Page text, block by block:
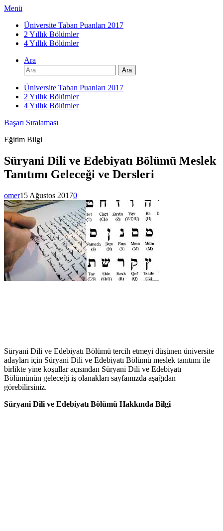
İçeriğe
Menü
Üniversite Taban Puanları 2017
2 Yıllık Bölümler
4 Yıllık Bölümler
Ara
Arama:
Üniversite Taban Puanları 2017
2 Yıllık Bölümler
4 Yıllık Bölümler
Başarı Sıralaması
Eğitim Bilgi
Süryani Dili ve Edebiyatı Bölümü Meslek
Tanıtımı Geleceği ve Dersleri
omer15 Ağustos 20170
Süryani Dili ve Edebiyatı Bölümü tercih etmeyi düşünen üniversite
adayları için Süryani Dili ve Edebiyatı Bölümü meslek tanıtımı ile
birlikte yine koşullar açısından Süryani Dili ve Edebiyatı
Bölümünün geleceği iş olanakları sayfamızda aşağıdan
görebilirsiniz.
Süryani Dili ve Edebiyatı Bölümü Hakkında Bilgi